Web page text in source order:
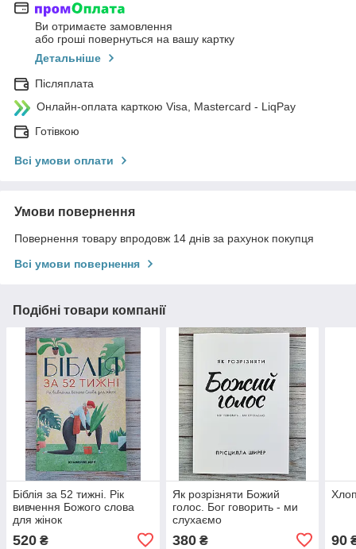
Ви отримаєте замовлення
або гроші повернуться на вашу картку
Детальніше
Післяплата
Онлайн-оплата карткою Visa, Mastercard - LiqPay
Готівкою
Всі умови оплати
Умови повернення
Повернення товару впродовж 14 днів за рахунок покупця
Всі умови повернення
Подібні товари компанії
Біблія за 52 тижні. Рік
вивчення Божого слова
для жінок
520 ₴
Як розрізняти Божий
голос. Бог говорить - ми
слухаємо
380₴ 90